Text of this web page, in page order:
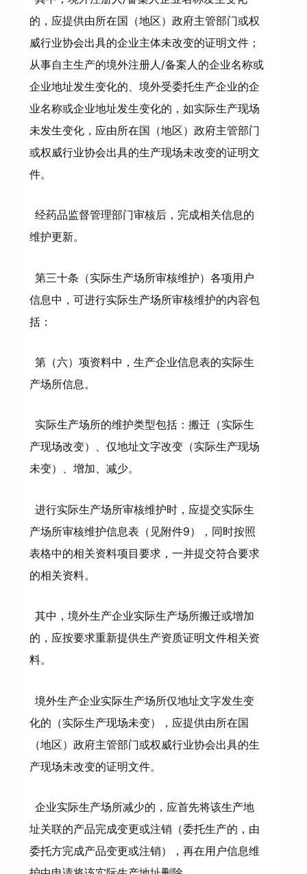
的，应提供由所在国（地区）政府主管部门或权
威行业协会出具的企业主体未改变的证明文件；
从事自主生产的境外注册人/备案人的企业名称或
企业地址发生变化的、境外受委托生产企业的企
业名称或企业地址发生变化的，如实际生产现场
未发生变化，应由所在国（地区）政府主管部门
或权威行业协会出具的生产现场未改变的证明文
件。
经药品监督管理部门审核后，完成相关信息的
维护更新。
第三十条（实际生产场所审核维护）各项用户
信息中，可进行实际生产场所审核维护的内容包
括：
第（六）项资料中，生产企业信息表的实际生
产场所信息。
实际生产场所的维护类型包括：搬迁（实际生
产现场改变）、仅地址文字改变（实际生产现场
未变）、增加、减少。
进行实际生产场所审核维护时，应提交实际生
产场所审核维护信息表（见附件9），同时按照
表格中的相关资料项目要求，一并提交符合要求
的相关资料。
其中，境外生产企业实际生产场所搬迁或增加
的，应按要求重新提供生产资质证明文件相关资
料。
境外生产企业实际生产场所仅地址文字发生变
化的（实际生产现场未变），应提供由所在国
（地区）政府主管部门或权威行业协会出具的生
产现场未改变的证明文件。
企业实际生产场所减少的，应首先将该生产地
址关联的产品完成变更或注销（委托生产的，由
委托方完成产品变更或注销），再在用户信息维